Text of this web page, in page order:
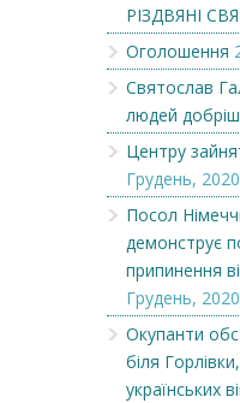
РІЗДВЯНІ
Оголошення
Святослав
людей
Центру
Грудень,
Посол
демонструє
припинення
Грудень,
Окупанти
біля
українських